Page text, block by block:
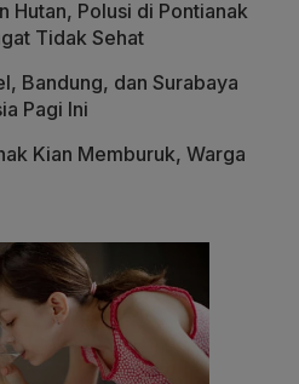
Hutan, Polusi di Pontianak
Tidak Sehat
Bandung, dan Surabaya
Pagi Ini
Kian Memburuk, Warga